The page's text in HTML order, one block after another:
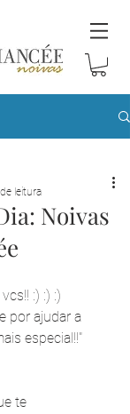
Noivas
leitura
:) :) :)
por ajudar a
especial!!"
te